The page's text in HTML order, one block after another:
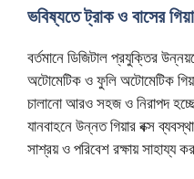
ভবিষ্যতে ট্রাক ও বাসের
বর্তমানে ডিজিটাল প্রযুক্তির
অটোমেটিক ও ফুলি অটোমেটিক
চালানো আরও সহজ ও নিরাপদ
যানবাহনে উন্নত গিয়ার বক্স
সাশ্রয় ও পরিবেশ রক্ষায় সাহায্য